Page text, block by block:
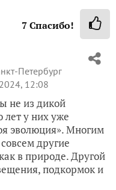
7Спасибо!
Петербург
12:08
не из дикой
у них уже
эволюция». Многим
другие
в природе. Другой
подкормок и